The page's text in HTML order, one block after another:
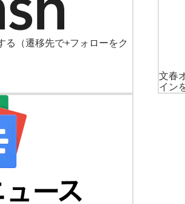
る
（遷移先で+フォローをク
文春
イン